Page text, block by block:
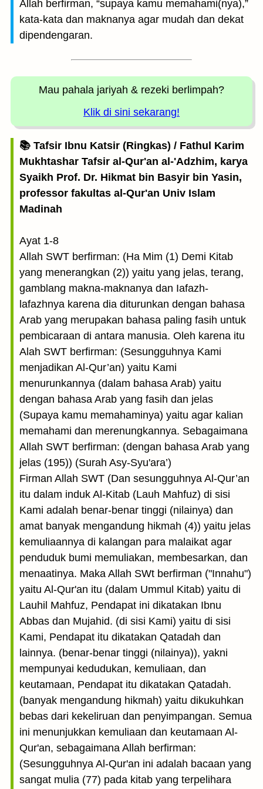
Allah berfirman, “supaya kamu memahami(nya),”
kata-kata dan maknanya agar mudah dan dekat
dipendengaran.
Mau pahala jariyah & rezeki berlimpah?
Klik di sini sekarang!
📚 Tafsir Ibnu Katsir (Ringkas) / Fathul Karim
Mukhtashar Tafsir al-Qur'an al-'Adzhim, karya
Syaikh Prof. Dr. Hikmat bin Basyir bin Yasin,
professor fakultas al-Qur'an Univ Islam
Madinah
Ayat 1-8
Allah SWT berfirman: (Ha Mim (1) Demi Kitab
yang menerangkan (2)) yaitu yang jelas, terang,
gamblang makna-maknanya dan Iafazh-
lafazhnya karena dia diturunkan dengan bahasa
Arab yang merupakan bahasa paling fasih untuk
pembicaraan di antara manusia. Oleh karena itu
Alah SWT berfirman: (Sesungguhnya Kami
menjadikan Al-Qur’an) yaitu Kami
menurunkannya (dalam bahasa Arab) yaitu
dengan bahasa Arab yang fasih dan jelas
(Supaya kamu memahaminya) yaitu agar kalian
memahami dan merenungkannya. Sebagaimana
Allah SWT berfirman: (dengan bahasa Arab yang
jelas (195)) (Surah Asy-Syu'ara’)
Firman Allah SWT (Dan sesungguhnya Al-Qur’an
itu dalam induk Al-Kitab (Lauh Mahfuz) di sisi
Kami adalah benar-benar tinggi (nilainya) dan
amat banyak mengandung hikmah (4)) yaitu jelas
kemuliaannya di kalangan para malaikat agar
penduduk bumi memuliakan, membesarkan, dan
menaatinya. Maka Allah SWt berfirman ("Innahu")
yaitu Al-Qur'an itu (dalam Ummul Kitab) yaitu di
Lauhil Mahfuz, Pendapat ini dikatakan Ibnu
Abbas dan Mujahid. (di sisi Kami) yaitu di sisi
Kami, Pendapat itu dikatakan Qatadah dan
lainnya. (benar-benar tinggi (nilainya)), yakni
mempunyai kedudukan, kemuliaan, dan
keutamaan, Pendapat itu dikatakan Qatadah.
(banyak mengandung hikmah) yaitu dikukuhkan
bebas dari kekeliruan dan penyimpangan. Semua
ini menunjukkan kemuliaan dan keutamaan Al-
Qur'an, sebagaimana Allah berfirman:
(Sesungguhnya Al-Qur'an ini adalah bacaan yang
sangat mulia (77) pada kitab yang terpelihara